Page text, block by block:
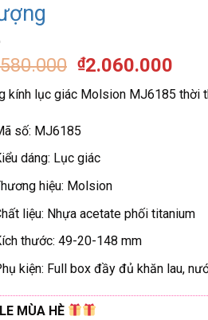
Giá
gốc
là:
₫2.580.000.
₫2.060.000
hiện
tại
kính lục giác Molsion MJ6185 thời
số: MJ6185
dáng: Lục giác
hiệu: Molsion
liệu: Nhựa acetate phối titanium
thước: 49-20-148 mm
kiện: Full box đầy đủ khăn lau,
MÙA HÈ